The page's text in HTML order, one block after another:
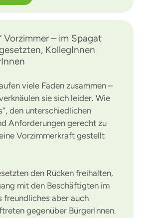
Vorzimmer – im Spagat
KollegInnen
viele Fäden zusammen –
sie sich leider. Wie
den unterschiedlichen
Anforderungen gerecht zu
Vorzimmerkraft gestellt
den Rücken freihalten,
mit den Beschäftigten im
freundliches aber auch
gegenüber BürgerInnen.